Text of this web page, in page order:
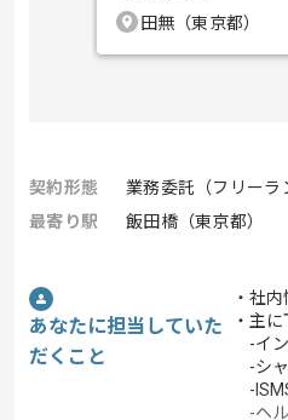
田無（東京都）
契約形態
業務委託（フリーラ
最寄り駅
飯田橋（東京都）
あなたに担当していた
だくこと
・社
・主
-イン
-シャ
-
-ヘル